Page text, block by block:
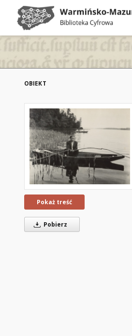
OBIEKT
Pokaż treść
Pobierz